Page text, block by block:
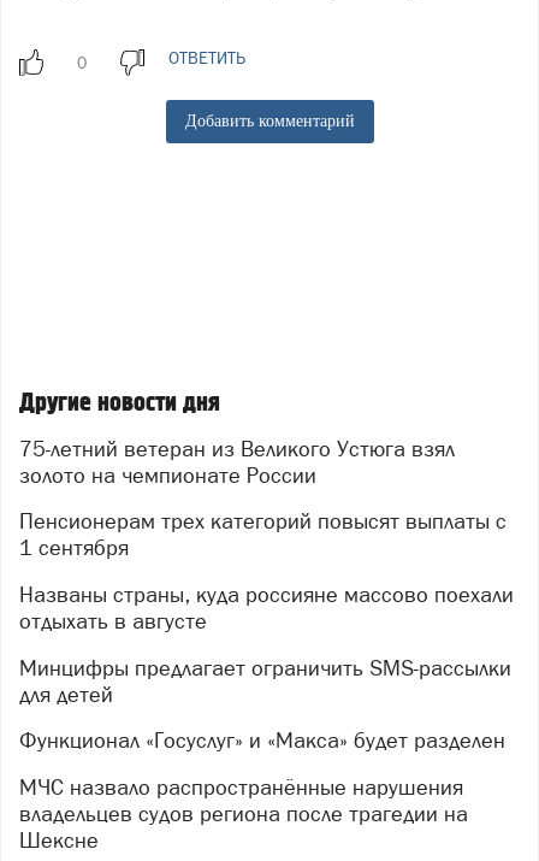
ОТВЕТИТЬ
Добавить комментарий
Другие новости дня
75-летний ветеран из Великого Устюга взял
золото на чемпионате России
Пенсионерам трех категорий повысят выплаты с
1 сентября
Названы страны, куда россияне массово поехали
отдыхать в августе
Минцифры предлагает ограничить SMS-рассылки
для детей
Функционал «Госуслуг» и «Макса» будет разделен
МЧС назвало распространённые нарушения
владельцев судов региона после трагедии на
Шексне